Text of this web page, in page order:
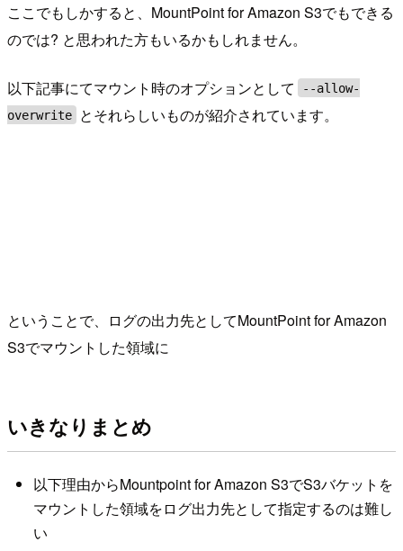
ここでもしかすると、MountPoint for Amazon S3でもできる
のでは? と思われた方もいるかもしれません。
以下記事にてマウント時のオプションとして
--allow-
overwrite
とそれらしいものが紹介されています。
ということで、ログの出力先としてMountPoint for Amazon
S3でマウントした領域に
いきなりまとめ
以下理由からMountpoint for Amazon S3でS3バケットを
マウントした領域をログ出力先として指定するのは難し
い